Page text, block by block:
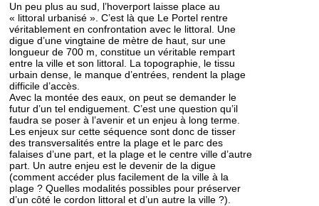
Un peu plus au sud, l’hoverport laisse place au
« littoral urbanisé ». C’est là que Le Portel rentre
véritablement en confrontation avec le littoral. Une
digue d’une vingtaine de mètre de haut, sur une
longueur de 700 m, constitue un véritable rempart
entre la ville et son littoral. La topographie, le tissu
urbain dense, le manque d’entrées, rendent la plage
difficile d’accès.
Avec la montée des eaux, on peut se demander le
futur d’un tel endiguement. C’est une question qu’il
faudra se poser à l’avenir et un enjeu à long terme.
Les enjeux sur cette séquence sont donc de tisser
des transversalités entre la plage et le parc des
falaises d’une part, et la plage et le centre ville d’autre
part. Un autre enjeu est le devenir de la digue
(comment accéder plus facilement de la ville à la
plage ? Quelles modalités possibles pour préserver
d’un côté le cordon littoral et d’un autre la ville ?).